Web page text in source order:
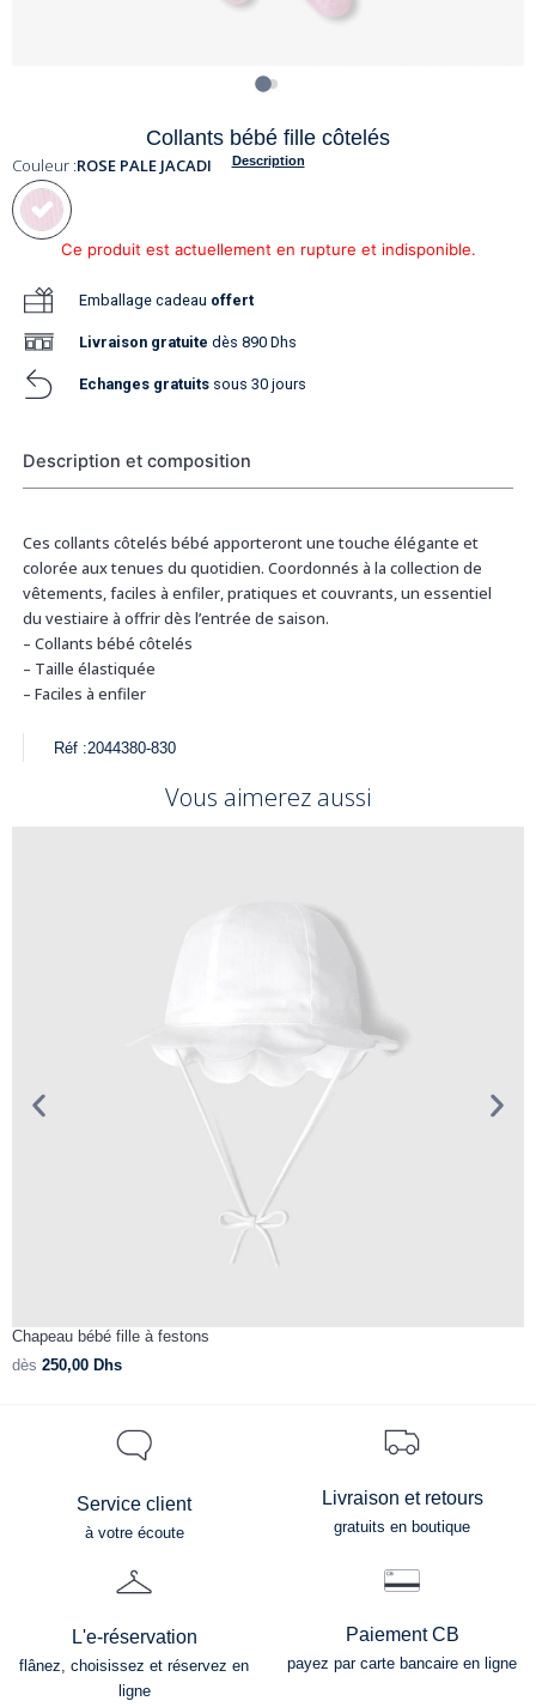
Collants bébé fille côtelés
Description
Couleur :ROSE PALE JACADI
Ce produit est actuellement en rupture et indisponible.
Emballage cadeau offert
Livraison gratuite dès 890 Dhs
Echanges gratuits sous 30 jours
Description et composition
Ces collants côtelés bébé apporteront une touche élégante et
colorée aux tenues du quotidien. Coordonnés à la collection de
vêtements, faciles à enfiler, pratiques et couvrants, un essentiel
du vestiaire à offrir dès l’entrée de saison.
– Collants bébé côtelés
– Taille élastiquée
– Faciles à enfiler
Réf :2044380-830
Vous aimerez aussi
Chapeau bébé fille à festons
dès 250,00 Dhs
Service client
à votre écoute
Livraison et retours
gratuits en boutique
L'e-réservation
flânez, choisissez et réservez en
ligne
Paiement CB
payez par carte bancaire en ligne